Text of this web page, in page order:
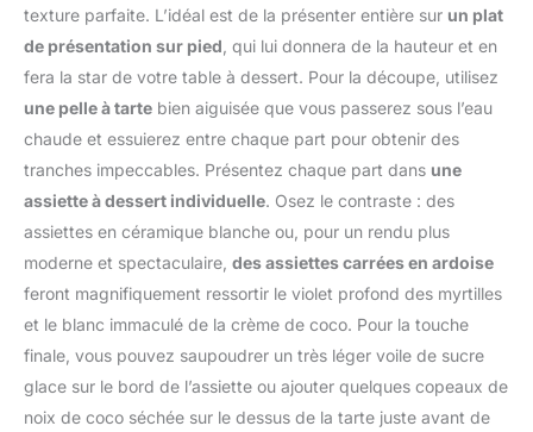
écologiques et conçues
pour durer de
nombreuses années.
Tala – une référence
depuis 1899 : Plus de 120
ans d’expérience dans la
de pâtisserie fiables et de
qualité, utilisés par
amateurs et
professionnels.
LIMITER LES BULLES:
Réparties sur du papier
cuisson, les perles
pâte et aident à réduire
les bulles et le
rétrécissement au four
CÉRAMIQUE
CHALEUR: Les perles
supportent la cuisson au
four et aident à répartir la
chaleur sur le fond de
pâte lors des
préparations sucrées ou
salées RÉUTILISABLES
ET SIMPLES À
texture parfaite. L’idéal est de la présenter entière sur un plat
de présentation sur pied, qui lui donnera de la hauteur et en
fera la star de votre table à dessert. Pour la découpe, utilisez
une pelle à tarte bien aiguisée que vous passerez sous l’eau
chaude et essuierez entre chaque part pour obtenir des
tranches impeccables. Présentez chaque part dans une
assiette à dessert individuelle. Osez le contraste : des
assiettes en céramique blanche ou, pour un rendu plus
moderne et spectaculaire, des assiettes carrées en ardoise
feront magnifiquement ressortir le violet profond des myrtilles
et le blanc immaculé de la crème de coco. Pour la touche
finale, vous pouvez saupoudrer un très léger voile de sucre
glace sur le bord de l’assiette ou ajouter quelques copeaux de
noix de coco séchée sur le dessus de la tarte juste avant de